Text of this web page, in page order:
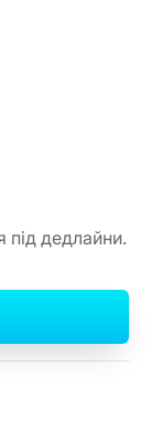
під дедлайни.